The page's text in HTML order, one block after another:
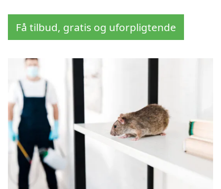
Få tilbud, gratis og uforpligtende